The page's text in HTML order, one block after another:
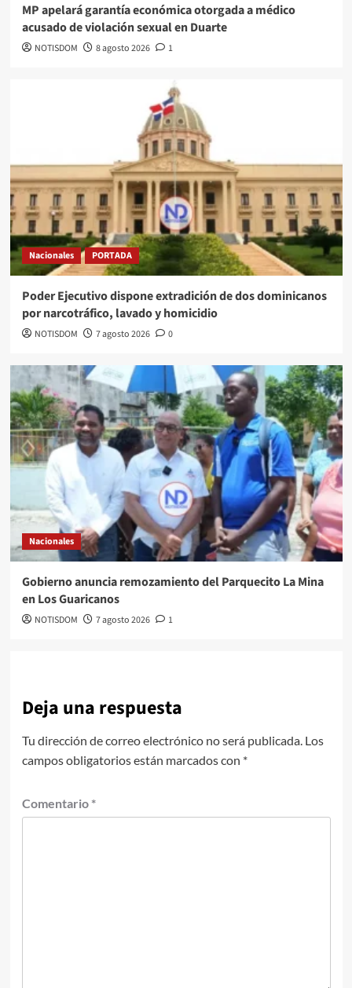
MP apelará garantía económica otorgada a médico
acusado de violación sexual en Duarte
NOTISDOM 8 agosto 2026 1
Nacionales PORTADA
Poder Ejecutivo dispone extradición de dos dominicanos
por narcotráfico, lavado y homicidio
NOTISDOM 7 agosto 2026 0
Nacionales
Gobierno anuncia remozamiento del Parquecito La Mina
en Los Guaricanos
NOTISDOM 7 agosto 2026 1
Deja una respuesta
Tu dirección de correo electrónico no será publicada. Los
campos obligatorios están marcados con *
Comentario *